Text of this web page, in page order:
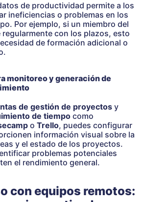
de productividad permite a los
ineficiencias o problemas en los
Por ejemplo, si un miembro del
con los plazos, esto
de formación adicional o
monitoreo y generación de
de gestión de proyectos y
de tiempo como
o Trello, puedes configurar
información visual sobre la
y el estado de los proyectos.
problemas potenciales
el rendimiento general.
con equipos remotos: